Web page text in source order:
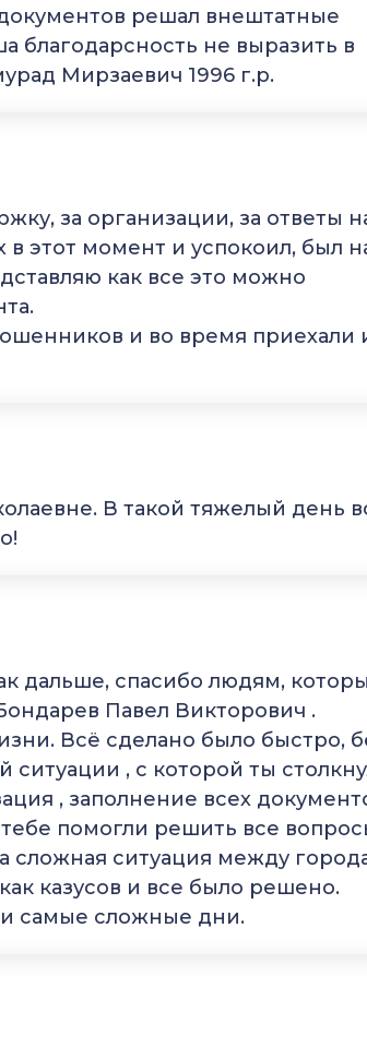
решал внештатные
благодарсность не выразить в
Мирзаевич 1996 г.р.
за организации, за ответы
этот момент и успокоил, был
как все это можно
и во время приехали
В такой тяжелый день
дальше, спасибо людям,
Павел Викторович .
Всё сделано было быстро,
, с которой ты
, заполнение всех
помогли решить все
сложная ситуация между
казусов и все было решено.
самые сложные дни.